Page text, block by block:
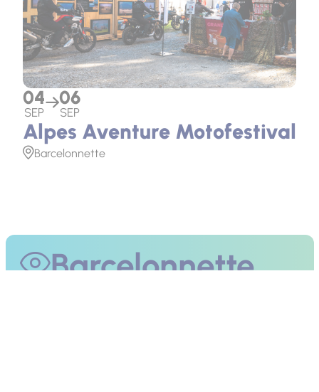
04
SEP
06
SEP
Alpes Aventure Motofestival
Barcelonnette
Barcelonnette